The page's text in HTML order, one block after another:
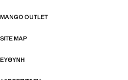
MANGO OUTLET
SITE MAP
ΕΥΘΥΝΗ